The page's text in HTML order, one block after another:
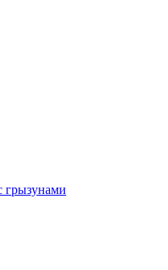
грызунами